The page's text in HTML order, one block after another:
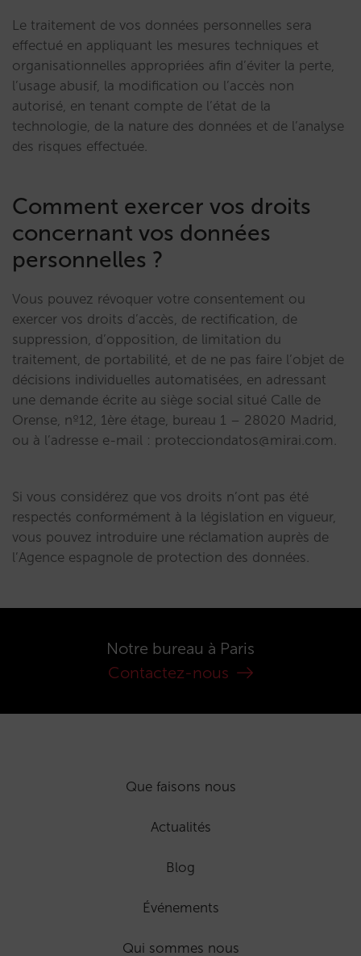
Le traitement de vos données personnelles sera
effectué en appliquant les mesures techniques et
organisationnelles appropriées afin d’éviter la perte,
l’usage abusif, la modification ou l’accès non
autorisé, en tenant compte de l’état de la
technologie, de la nature des données et de l’analyse
des risques effectuée.
Comment exercer vos droits
concernant vos données
personnelles ?
Vous pouvez révoquer votre consentement ou
exercer vos droits d’accès, de rectification, de
suppression, d’opposition, de limitation du
traitement, de portabilité, et de ne pas faire l’objet de
décisions individuelles automatisées, en adressant
une demande écrite au siège social situé Calle de
Orense, nº12, 1ère étage, bureau 1 – 28020 Madrid,
ou à l’adresse e-mail : protecciondatos@mirai.com.
Si vous considérez que vos droits n’ont pas été
respectés conformément à la législation en vigueur,
vous pouvez introduire une réclamation auprès de
l’Agence espagnole de protection des données.
Notre bureau à Paris
Contactez-nous
Que faisons nous
Actualités
Blog
Événements
Qui sommes nous